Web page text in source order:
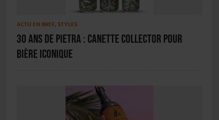
ACTU EN BREF, STYLES
30 ans de Pietra : canette collector pour
bière iconique